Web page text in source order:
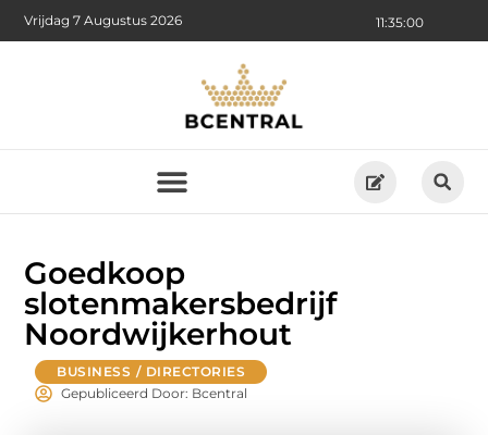
11:35:01
Vrijdag 7 Augustus 2026
Goedkoop
slotenmakersbedrijf
Noordwijkerhout
BUSINESS / DIRECTORIES
Gepubliceerd Door: Bcentral